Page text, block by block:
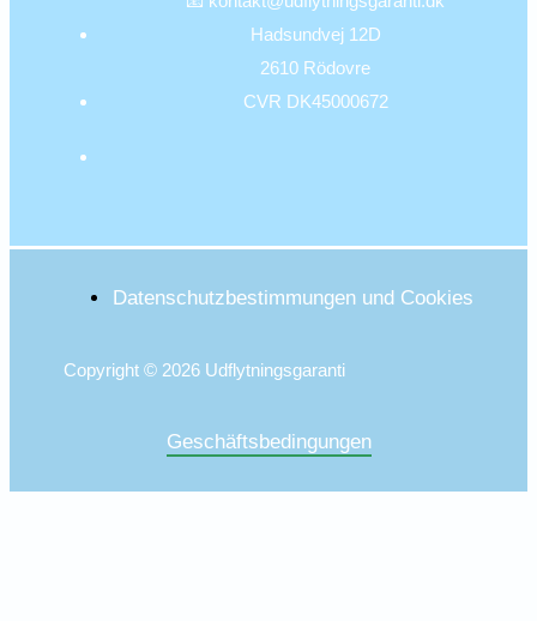
Hadsundvej 12D
2610 Rödovre
CVR DK45000672
Datenschutzbestimmungen und Cookies
Copyright © 2026 Udflytningsgaranti
Geschäftsbedingungen